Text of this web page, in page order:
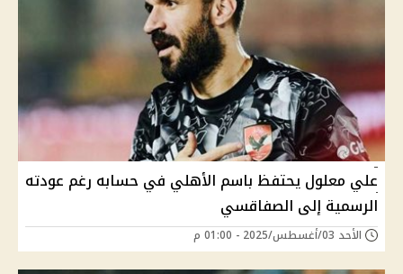
علي معلول يحتفظ باسم الأهلي في حسابه رغم عودته
الرسمية إلى الصفاقسي
الأحد 03/أغسطس/2025 - 01:00 م